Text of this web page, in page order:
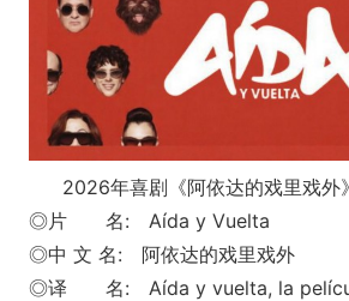
2026年喜剧《阿依达的戏里戏外》
◎片 名: Aída y Vuelta
◎中 文 名: 阿依达的戏里戏外
◎译 名: Aída y vuelta, la